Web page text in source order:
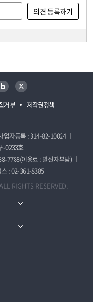
거부 저작권정책
블로그 트위터
업자등록 : 314-82-10024
-0233호
7788(이용료 : 발신자부담)
스 : 02-361-8385
RIGHTS RESERVED.